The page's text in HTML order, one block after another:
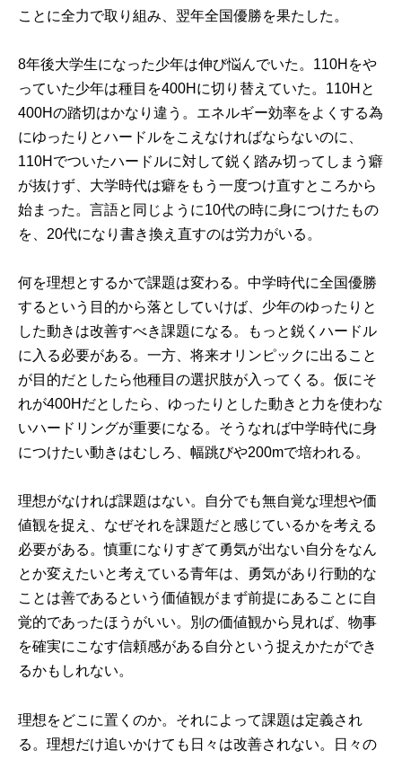
ことに全力で取り組み、翌年全国優勝を果たした。
8年後大学生になった少年は伸び悩んでいた。110Hをや
っていた少年は種目を400Hに切り替えていた。110Hと
400Hの踏切はかなり違う。エネルギー効率をよくする為
にゆったりとハードルをこえなければならないのに、
110Hでついたハードルに対して鋭く踏み切ってしまう癖
が抜けず、大学時代は癖をもう一度つけ直すところから
始まった。言語と同じように10代の時に身につけたもの
を、20代になり書き換え直すのは労力がいる。
何を理想とするかで課題は変わる。中学時代に全国優勝
するという目的から落としていけば、少年のゆったりと
した動きは改善すべき課題になる。もっと鋭くハードル
に入る必要がある。一方、将来オリンピックに出ること
が目的だとしたら他種目の選択肢が入ってくる。仮にそ
れが400Hだとしたら、ゆったりとした動きと力を使わな
いハードリングが重要になる。そうなれば中学時代に身
につけたい動きはむしろ、幅跳びや200mで培われる。
理想がなければ課題はない。自分でも無自覚な理想や価
値観を捉え、なぜそれを課題だと感じているかを考える
必要がある。慎重になりすぎて勇気が出ない自分をなん
とか変えたいと考えている青年は、勇気があり行動的な
ことは善であるという価値観がまず前提にあることに自
覚的であったほうがいい。別の価値観から見れば、物事
を確実にこなす信頼感がある自分という捉えかたができ
るかもしれない。
理想をどこに置くのか。それによって課題は定義され
る。理想だけ追いかけても日々は改善されない。日々の